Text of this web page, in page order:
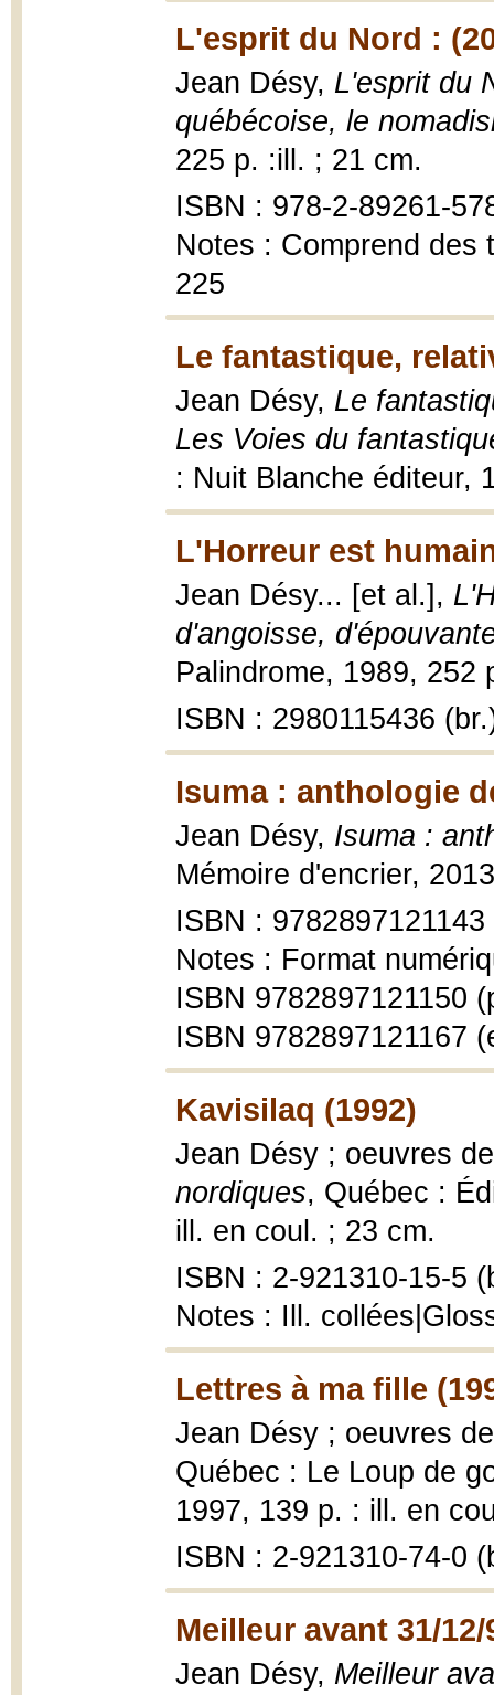
L'esprit du Nord :
Jean Désy, L'esprit du
québécoise, le
225 p. :ill. ; 21 cm.
ISBN : 978-2-89261-
Notes : Comprend des
225
Le fantastique,
Jean Désy, Le
Les Voies du
: Nuit Blanche éditeur,
L'Horreur est
Jean Désy... [et al.],
d'angoisse,
Palindrome, 1989, 252
ISBN : 2980115436
Isuma : anthologie
Jean Désy, Isuma :
Mémoire d'encrier,
ISBN : 9782897121143
Notes : Format
ISBN 9782897121150
ISBN 9782897121167
Kavisilaq (1992)
Jean Désy ; oeuvres
nordiques, Québec :
ill. en coul. ; 23 cm.
ISBN : 2-921310-15-5
Notes : Ill.
Lettres à ma fille
Jean Désy ; oeuvres
Québec : Le Loup de
1997, 139 p. : ill. en
ISBN : 2-921310-74-0
Meilleur avant 31/12/
Jean Désy, Meilleur